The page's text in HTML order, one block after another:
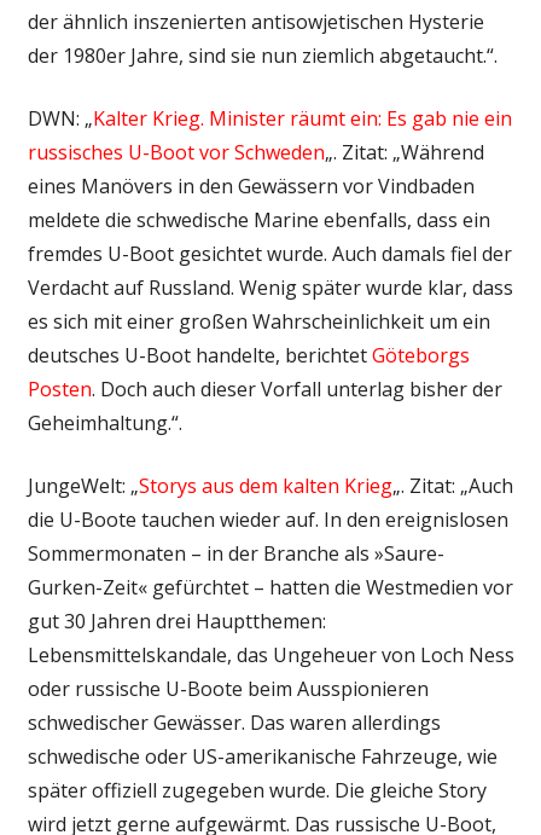
der ähnlich inszenierten antisowjetischen Hysterie
der 1980er Jahre, sind sie nun ziemlich abgetaucht.“.
DWN: „Kalter Krieg. Minister räumt ein: Es gab nie ein
russisches U-Boot vor Schweden„. Zitat: „Während
eines Manövers in den Gewässern vor Vindbaden
meldete die schwedische Marine ebenfalls, dass ein
fremdes U-Boot gesichtet wurde. Auch damals fiel der
Verdacht auf Russland. Wenig später wurde klar, dass
es sich mit einer großen Wahrscheinlichkeit um ein
deutsches U-Boot handelte, berichtetGöteborgs
Posten. Doch auch dieser Vorfall unterlag bisher der
Geheimhaltung.“.
JungeWelt: „Storys aus dem kalten Krieg„. Zitat: „Auch
die U-Boote tauchen wieder auf. In den ereignislosen
Sommermonaten – in der Branche als »Saure-
Gurken-Zeit« gefürchtet – hatten die Westmedien vor
gut 30 Jahren drei Hauptthemen:
Lebensmittelskandale, das Ungeheuer von Loch Ness
oder russische U-Boote beim Ausspionieren
schwedischer Gewässer. Das waren allerdings
schwedische oder US-amerikanische Fahrzeuge, wie
später offiziell zugegeben wurde. Die gleiche Story
wird jetzt gerne aufgewärmt. Das russische U-Boot,